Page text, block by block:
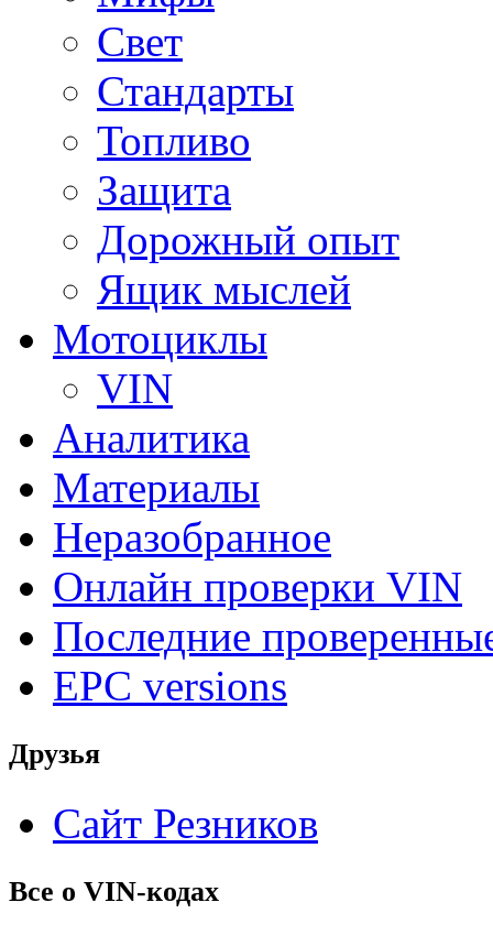
Свет
Стандарты
Топливо
Защита
Дорожный опыт
Ящик мыслей
Мотоциклы
VIN
Аналитика
Материалы
Неразобранное
Онлайн проверки VIN
Последние
EPC versions
Друзья
Сайт Резников
Все о VIN-кодах